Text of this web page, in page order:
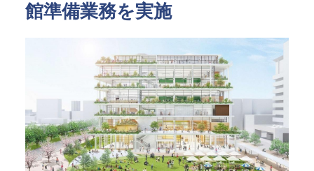
指定管理
文化施策策定支援
サービスDX・デジタル活用
運営施設・実績紹介
運営施設
実績紹介
館準備業務を実施